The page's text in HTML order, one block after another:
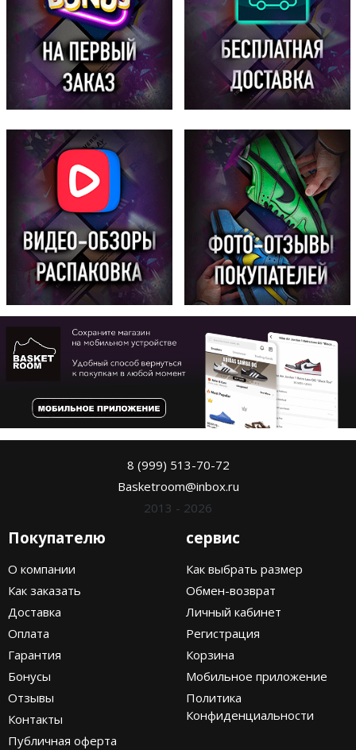
8 (999) 513-70-72
Basketroom@inbox.ru
2013 - 2026
Покупателю
О компании
Как заказать
Доставка
Оплата
Гарантия
Бонусы
Отзывы
Контакты
Публичная оферта
сервис
Как выбрать размер
Обмен-возврат
Личный кабинет
Регистрация
Корзина
Мобильное приложение
Политика
Конфиденциальности